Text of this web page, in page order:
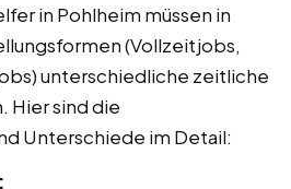
in Pohlheim müssen in
(Vollzeitjobs,
unterschiedliche zeitliche
Hier sind die
Unterschiede im Detail: